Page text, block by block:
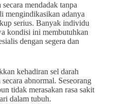
mendadak tanpa
mengindikasikan adanya
serius. Banyak individu
kondisi ini membutuhkan
dengan segera dan
kehadiran sel darah
abnormal. Seseorang
tidak merasakan rasa sakit
dalam tubuh.